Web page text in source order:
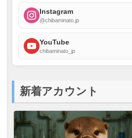
Instagram
@chibaminato.jp
YouTube
chibaminato_jp
新着アカウント